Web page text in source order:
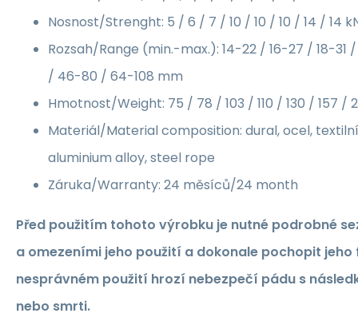
Nosnost/Strenght: 5 / 6 / 7 / 10 / 10 / 10 / 14 / 14
Rozsah/Range (min.-max.): 14-22 / 16-27 / 18-
/ 46-80 / 64-108 mm
Hmotnost/Weight: 75 / 78 / 103 / 110 / 130 / 157 /
Materiál/Material composition: dural, ocel,
aluminium alloy, steel rope
Záruka/Warranty: 24 měsíců/24 month
Před použitím tohoto výrobku je nutné podrobné
a omezeními jeho použití a dokonale pochopit jeho
nesprávném použití hrozí nebezpečí pádu s
nebo smrti.